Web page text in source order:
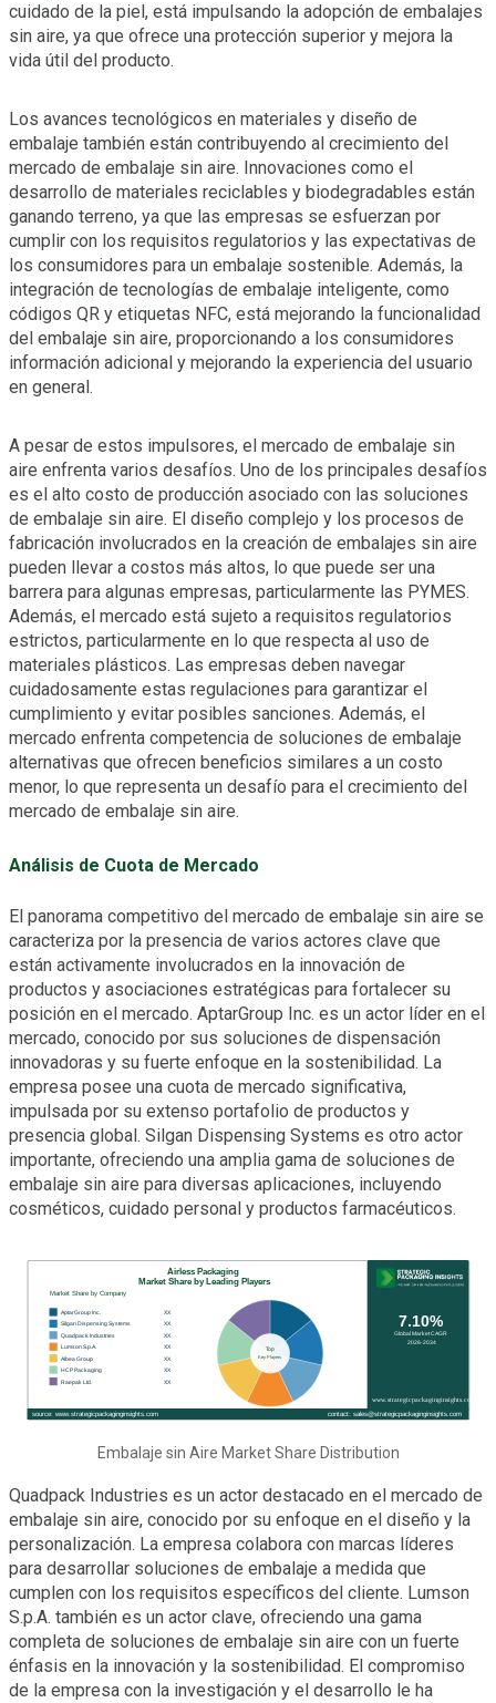
cuidado de la piel, está impulsando la adopción de embalajes
sin aire, ya que ofrece una protección superior y mejora la
vida útil del producto.
Los avances tecnológicos en materiales y diseño de
embalaje también están contribuyendo al crecimiento del
mercado de embalaje sin aire. Innovaciones como el
desarrollo de materiales reciclables y biodegradables están
ganando terreno, ya que las empresas se esfuerzan por
cumplir con los requisitos regulatorios y las expectativas de
los consumidores para un embalaje sostenible. Además, la
integración de tecnologías de embalaje inteligente, como
códigos QR y etiquetas NFC, está mejorando la funcionalidad
del embalaje sin aire, proporcionando a los consumidores
información adicional y mejorando la experiencia del usuario
en general.
A pesar de estos impulsores, el mercado de embalaje sin
aire enfrenta varios desafíos. Uno de los principales desafíos
es el alto costo de producción asociado con las soluciones
de embalaje sin aire. El diseño complejo y los procesos de
fabricación involucrados en la creación de embalajes sin aire
pueden llevar a costos más altos, lo que puede ser una
barrera para algunas empresas, particularmente las PYMES.
Además, el mercado está sujeto a requisitos regulatorios
estrictos, particularmente en lo que respecta al uso de
materiales plásticos. Las empresas deben navegar
cuidadosamente estas regulaciones para garantizar el
cumplimiento y evitar posibles sanciones. Además, el
mercado enfrenta competencia de soluciones de embalaje
alternativas que ofrecen beneficios similares a un costo
menor, lo que representa un desafío para el crecimiento del
mercado de embalaje sin aire.
Análisis de Cuota de Mercado
El panorama competitivo del mercado de embalaje sin aire se
caracteriza por la presencia de varios actores clave que
están activamente involucrados en la innovación de
productos y asociaciones estratégicas para fortalecer su
posición en el mercado. AptarGroup Inc. es un actor líder en el
mercado, conocido por sus soluciones de dispensación
innovadoras y su fuerte enfoque en la sostenibilidad. La
empresa posee una cuota de mercado significativa,
impulsada por su extenso portafolio de productos y
presencia global. Silgan Dispensing Systems es otro actor
importante, ofreciendo una amplia gama de soluciones de
embalaje sin aire para diversas aplicaciones, incluyendo
cosméticos, cuidado personal y productos farmacéuticos.
Embalaje sin Aire Market Share Distribution
Quadpack Industries es un actor destacado en el mercado de
embalaje sin aire, conocido por su enfoque en el diseño y la
personalización. La empresa colabora con marcas líderes
para desarrollar soluciones de embalaje a medida que
cumplen con los requisitos específicos del cliente. Lumson
S.p.A. también es un actor clave, ofreciendo una gama
completa de soluciones de embalaje sin aire con un fuerte
énfasis en la innovación y la sostenibilidad. El compromiso
de la empresa con la investigación y el desarrollo le ha